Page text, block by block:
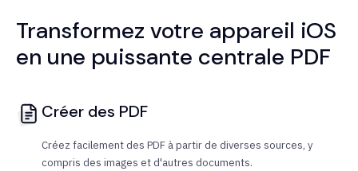
Transformez votre appareil iOS
en une puissante centrale PDF
Créer des PDF
Créez facilement des PDF à partir de diverses sources, y
compris des images et d'autres documents.